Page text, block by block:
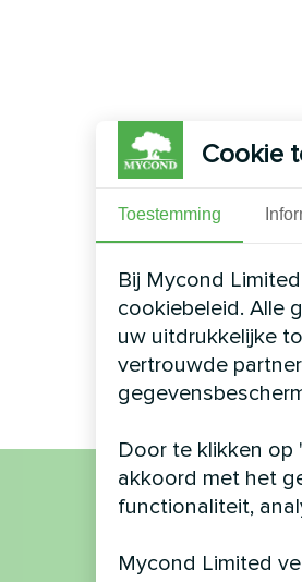
Naam
Cookie
Toestemming
Bij Mycond
cookiebeleid. Alle
uw uitdrukkelijke
vertrouwde
Door te klikken op
akkoord met het
functionaliteit,
Mycond Limited